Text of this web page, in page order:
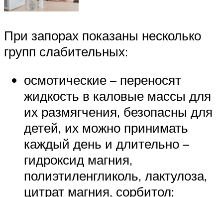
При запорах показаны несколько
групп слабительных:
осмотические – переносят
жидкость в каловые массы для
их размягчения, безопасны для
детей, их можно принимать
каждый день и длительно –
гидроксид магния,
полиэтиленгликоль, лактулоза,
цитрат магния, сорбитол;